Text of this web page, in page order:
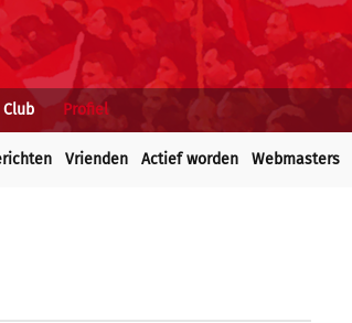
Club Profiel
Vrienden Actief worden Webmasters